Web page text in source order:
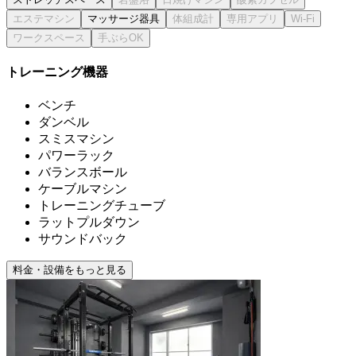
マッサージ器具
トレーニング機器
ベンチ
ダンベル
スミスマシン
パワーラック
バランスボール
ケーブルマシン
トレーニングチューブ
ラットプルダウン
サウンドバック
料金・設備をもっと見る